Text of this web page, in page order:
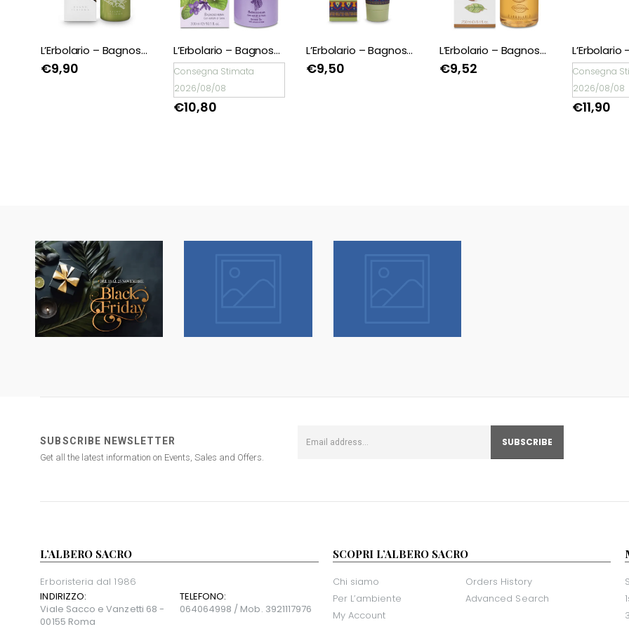
L’Erbolario – Bagnoschiuma Neroli neroli
€9,90
L’Erbolario – Bagnoschiuma Accordo Viola
Consegna Stimata
2026/08/08
€10,80
L’Erbolario – Bagnoschiuma Tè verde
€9,50
L’Erbolario – Bagnoschiuma Mandorla
€9,52
Consegna
2026/08/08
€11,90
SUBSCRIBE NEWSLETTER
Get all the latest information on Events, Sales and Offers.
L’ALBERO SACRO
Erboristeria dal 1986
INDIRIZZO:
Viale Sacco e Vanzetti 68 -
00155 Roma
TELEFONO:
064064998 / Mob. 3921117976
SCOPRI L’ALBERO SACRO
Chi siamo
Per L’ambiente
My Account
Orders History
Advanced Search